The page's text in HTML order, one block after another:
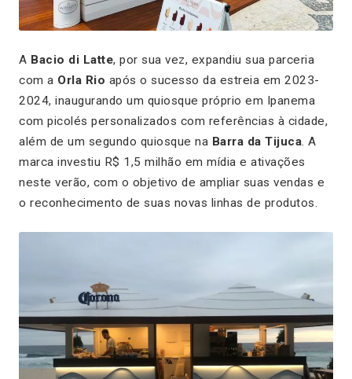
A Bacio di Latte, por sua vez, expandiu sua parceria
com a Orla Rio após o sucesso da estreia em 2023-
2024, inaugurando um quiosque próprio em Ipanema
com picolés personalizados com referências à cidade,
além de um segundo quiosque na Barra da Tijuca. A
marca investiu R$ 1,5 milhão em mídia e ativações
neste verão, com o objetivo de ampliar suas vendas e
o reconhecimento de suas novas linhas de produtos.